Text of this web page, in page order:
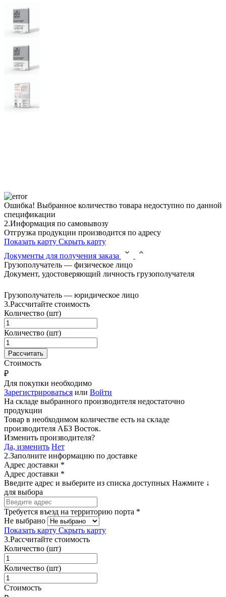
Ошибка! Выбранное количество товара недоступно по данной
спецификации
2.Информация по самовывозу
Отгрузка продукции производится по адресу
Показать карту Скрыть карту
Документы для получения заказа
Грузополучатель — физическое лицо
Документ, удостоверяющий личность грузополучателя
Грузополучатель — юридическое лицо
3.Рассчитайте стоимость
Количество (шт)
Количество (шт)
Стоимость
₽
Для покупки необходимо
Зарегистрироваться или Войти
На складе выбранного производителя недостаточно
продукции
Товар в необходимом количестве есть на складе
производителя АБЗ Восток.
Изменить производителя?
Да, изменить Нет
2.Заполните информацию по доставке
Адрес доставки *
Адрес доставки *
Введите адрес и выберите из списка доступных Нажмите ↓
для выбора
Требуется въезд на территорию порта *
Не выбрано
Показать карту Скрыть карту
3.Рассчитайте стоимость
Количество (шт)
Количество (шт)
Стоимость